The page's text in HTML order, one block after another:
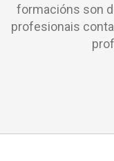
formacións son
profesionais